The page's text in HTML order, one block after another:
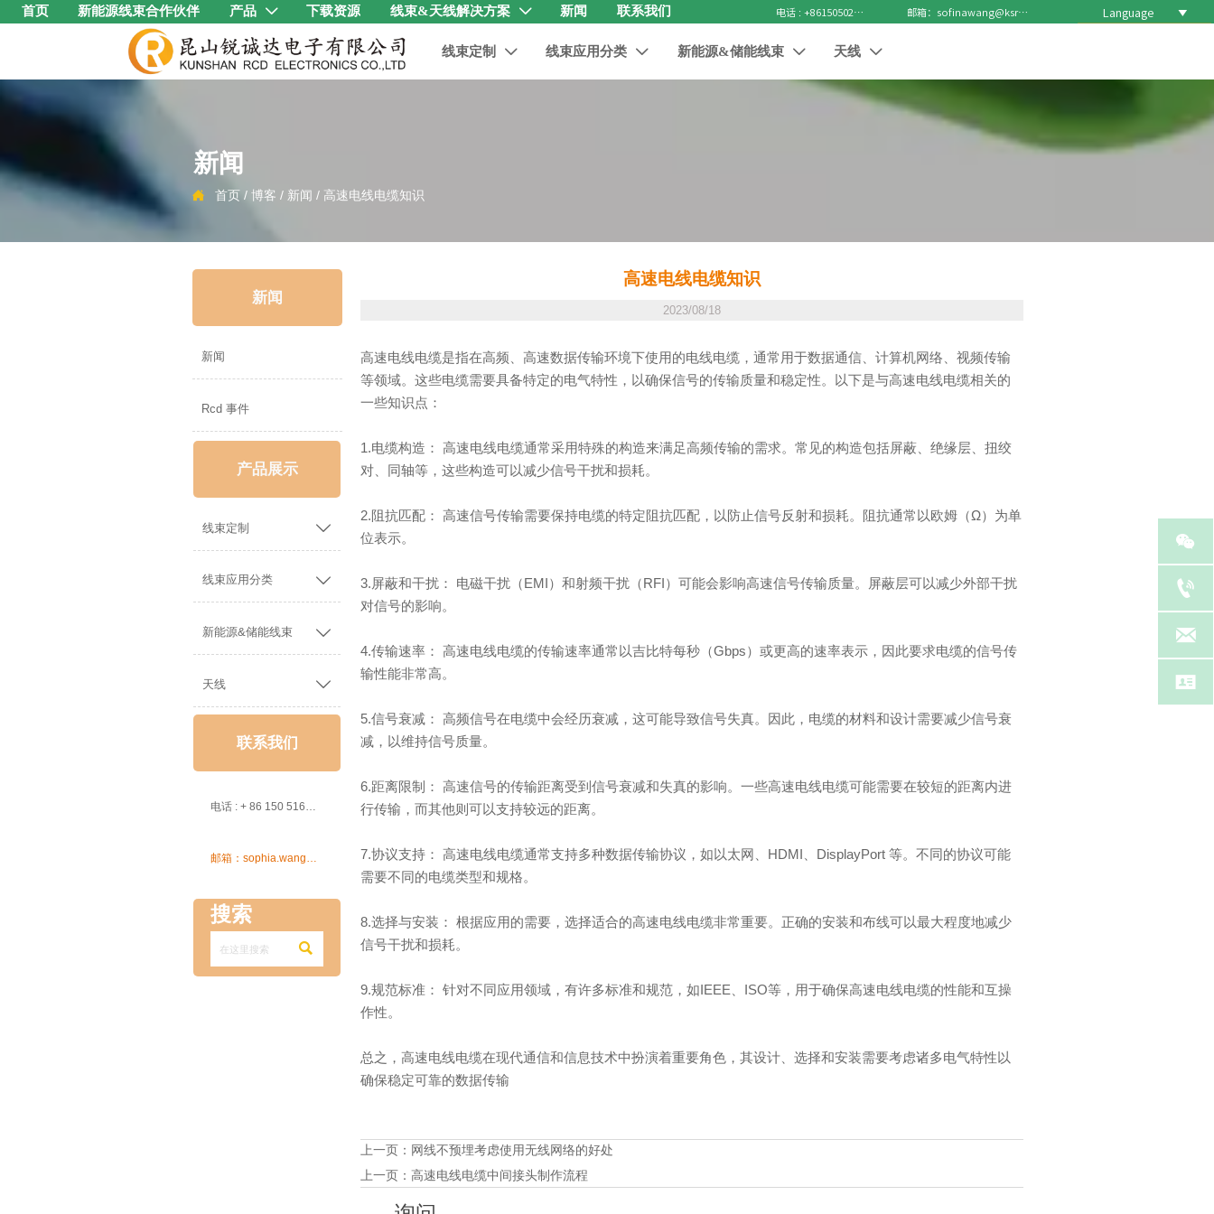
首页 新能源线束合作伙伴 产品  下载资源 线束&天线解决方案  新闻 联系我们 电话 : +8615050271688 邮箱：sofinawang@ksrcd.com Language 
线束定制  线束应用分类  新能源&储能线束  天线 
新闻
 首页/ 博客 / 新闻 / 高速电线电缆知识
新闻
新闻
Rcd 事件
产品展示
线束定制 
线束应用分类 
新能源&储能线束 
天线 
联系我们
电话 : + 86 150 5162 5639
 邮箱：sophia.wang@ksrcd.com
搜索

高速电线电缆知识
2023/08/18
高速电线电缆是指在高频、高速数据传输环境下使用的电线电缆，通常用于数据通信、计算机网络、视频传输
等领域。这些电缆需要具备特定的电气特性，以确保信号的传输质量和稳定性。以下是与高速电线电缆相关的
一些知识点：
1.电缆构造： 高速电线电缆通常采用特殊的构造来满足高频传输的需求。常见的构造包括屏蔽、绝缘层、扭绞
对、同轴等，这些构造可以减少信号干扰和损耗。
2.阻抗匹配： 高速信号传输需要保持电缆的特定阻抗匹配，以防止信号反射和损耗。阻抗通常以欧姆（Ω）为单
位表示。
3.屏蔽和干扰： 电磁干扰（EMI）和射频干扰（RFI）可能会影响高速信号传输质量。屏蔽层可以减少外部干扰
对信号的影响。
4.传输速率： 高速电线电缆的传输速率通常以吉比特每秒（Gbps）或更高的速率表示，因此要求电缆的信号传
输性能非常高。
5.信号衰减： 高频信号在电缆中会经历衰减，这可能导致信号失真。因此，电缆的材料和设计需要减少信号衰
减，以维持信号质量。
6.距离限制： 高速信号的传输距离受到信号衰减和失真的影响。一些高速电线电缆可能需要在较短的距离内进
行传输，而其他则可以支持较远的距离。
7.协议支持： 高速电线电缆通常支持多种数据传输协议，如以太网、HDMI、DisplayPort 等。不同的协议可能
需要不同的电缆类型和规格。
8.选择与安装： 根据应用的需要，选择适合的高速电线电缆非常重要。正确的安装和布线可以最大程度地减少
信号干扰和损耗。
9.规范标准： 针对不同应用领域，有许多标准和规范，如IEEE、ISO等，用于确保高速电线电缆的性能和互操
作性。
总之，高速电线电缆在现代通信和信息技术中扮演着重要角色，其设计、选择和安装需要考虑诸多电气特性以
确保稳定可靠的数据传输
上一页： 网线不预埋考虑使用无线网络的好处
上一页： 高速电线电缆中间接头制作流程



